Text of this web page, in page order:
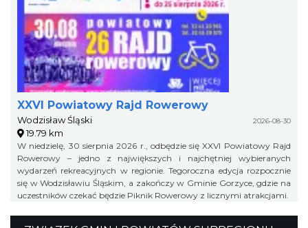
XXVI Powiatowy Rajd Rowerowy
Wodzisław Śląski 2026-08-30
19.79 km
W niedzielę, 30 sierpnia 2026 r., odbędzie się XXVI Powiatowy Rajd
Rowerowy – jedno z największych i najchętniej wybieranych
wydarzeń rekreacyjnych w regionie. Tegoroczna edycja rozpocznie
się w Wodzisławiu Śląskim, a zakończy w Gminie Gorzyce, gdzie na
uczestników czekać będzie Piknik Rowerowy z licznymi atrakcjami.